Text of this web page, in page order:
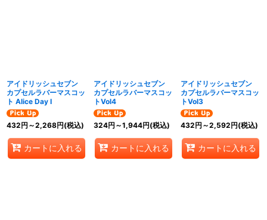
アイドリッシュセブン
カプセルラバーマスコッ
ト Alice Day I
432円 ～2,268円(税込)
カートに入れる
アイドリッシュセブン
カプセルラバーマスコッ
トVol4
324円 ～1,944円(税込)
カートに入れる
アイドリッシュセブン
カプセルラバーマスコッ
トVol3
432円 ～2,592円(税込)
カートに入れる